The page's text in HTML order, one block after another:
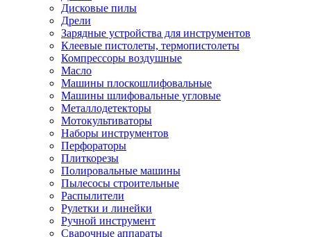
Дисковые пилы
Дрели
Зарядные устройства для инструментов
Клеевые пистолеты, термопистолеты
Компрессоры воздушные
Масло
Машины плоскошлифовальные
Машины шлифовальные угловые
Металлодетекторы
Мотокультиваторы
Наборы инструментов
Перфораторы
Плиткорезы
Полировальные машины
Пылесосы строительные
Распылители
Рулетки и линейки
Ручной инструмент
Сварочные аппараты